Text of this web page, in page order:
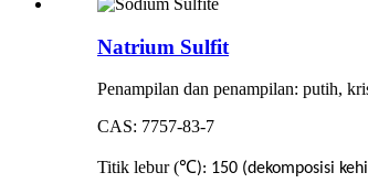
Natrium Sulfit
Penampilan dan penampilan: putih,
CAS: 7757-83-7
Titik lebur (℃): 150 (dekomposisi